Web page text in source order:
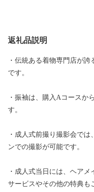
返礼品説明
・伝統ある着物専門店が
です。
・振袖は、購入Aコースか
す。
・成人式前撮り撮影会で
ンでの撮影が可能です。
・成人式当日には、ヘア
サービスやその他の特典も